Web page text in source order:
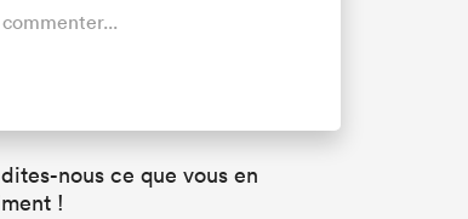
nous ce que vous en
!